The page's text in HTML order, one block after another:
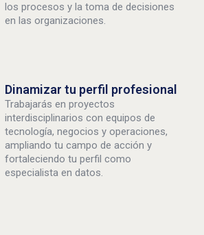
los procesos y la toma de decisiones
en las organizaciones.
Dinamizar tu perfil profesional
Trabajarás en proyectos
interdisciplinarios con equipos de
tecnología, negocios y operaciones,
ampliando tu campo de acción y
fortaleciendo tu perfil como
especialista en datos.